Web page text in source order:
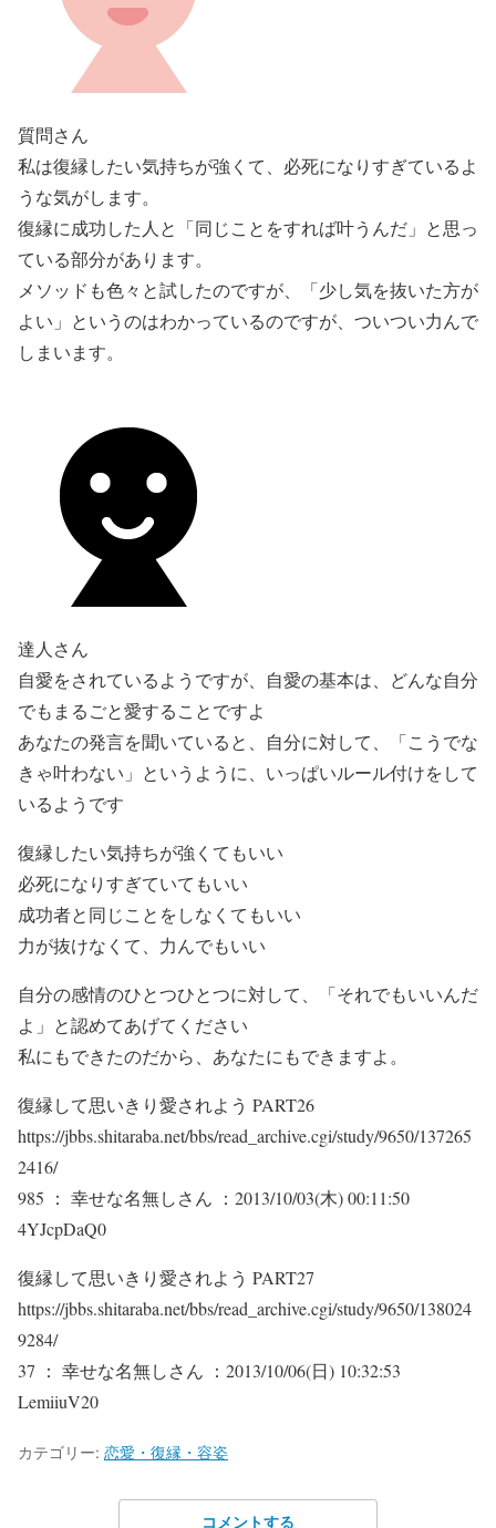
質問さん
私は復縁したい気持ちが強くて、必死になりすぎているよ
うな気がします。
復縁に成功した人と「同じことをすれば叶うんだ」と思っ
ている部分があります。
メソッドも色々と試したのですが、「少し気を抜いた方が
よい」というのはわかっているのですが、ついつい力んで
しまいます。
達人さん
自愛をされているようですが、自愛の基本は、どんな自分
でもまるごと愛することですよ
あなたの発言を聞いていると、自分に対して、「こうでな
きゃ叶わない」というように、いっぱいルール付けをして
いるようです
復縁したい気持ちが強くてもいい
必死になりすぎていてもいい
成功者と同じことをしなくてもいい
力が抜けなくて、力んでもいい
自分の感情のひとつひとつに対して、「それでもいいんだ
よ」と認めてあげてください
私にもできたのだから、あなたにもできますよ。
復縁して思いきり愛されよう PART26
https://jbbs.shitaraba.net/bbs/read_archive.cgi/study/9650/137265
2416/
985 ： 幸せな名無しさん ：2013/10/03(木) 00:11:50
4YJcpDaQ0
復縁して思いきり愛されよう PART27
https://jbbs.shitaraba.net/bbs/read_archive.cgi/study/9650/138024
9284/
37 ： 幸せな名無しさん ：2013/10/06(日) 10:32:53
LemiiuV20
カテゴリー: 恋愛・復縁・容姿
コメントする